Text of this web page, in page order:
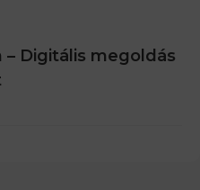
Digitális megoldás